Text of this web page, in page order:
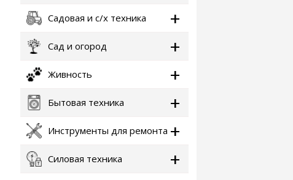
Садовая и с/х техника
Сад и огород
Живность
Бытовая техника
Инструменты для ремонта
Силовая техника